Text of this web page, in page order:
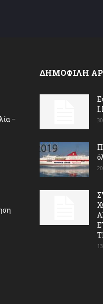
–
ΔΗΜΟΦΙΛΗ